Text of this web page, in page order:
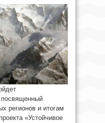
посвященный
регионов и итогам
«Устойчивое